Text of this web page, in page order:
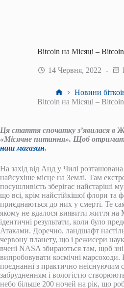
Bitcoin на Місяці –
14 Червня, 2022
Головна
Новини
Bitcoin на Місяці –
Ця стаття спочатку з’явилася в
«Місячне питання». Щоб
наш магазин.
На захід від Анд у Чилі
найсухіше місце на Землі. Там
посушливість зберігає найстаріші
що всі, крім найстійкішої флори та
приєднаються до них у смерті. Те
якому не вдалося виявити життя на
ідентичні результати, коли було
Атаками. Доречно, ландшафт
червону планету, що і режисери
вчені NASA збираються там, щоб
випробовувати космічні марсоходи.
поєднанні з практично неіснуючим
забрудненням і вологістю
небо більше 200 ночей на рік, що